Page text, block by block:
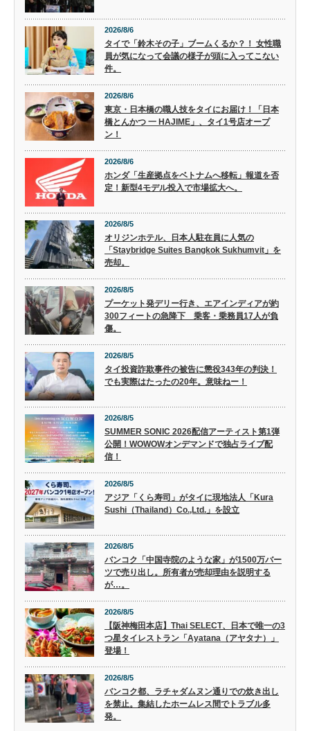
2026/8/6
タイで「鈴木その子」ブームくるか？！ 女性職
員が気になって会議の様子が頭に入ってこない
件。
2026/8/6
東京・日本橋の職人技をタイにお届け！「日本
橋とんかつ 一 HAJIME」、タイ1号店オープ
ン！
2026/8/6
ホンダ「生産拠点をベトナムへ移転」報道を否
定！新型4モデル投入で市場拡大へ。
2026/8/5
オリジンホテル、日本人駐在員に人気の
「Staybridge Suites Bangkok Sukhumvit」を
売却。
2026/8/5
プーケット発デリー行き、エアインディアが約
300フィートの急降下 乗客・乗務員17人が負
傷。
2026/8/5
タイ投資詐欺事件の被告に懲役343年の判決！
でも実際はたったの20年。意味ねー！
2026/8/5
SUMMER SONIC 2026配信アーティスト第1弾
公開！WOWOWオンデマンドで独占ライブ配
信！
2026/8/5
アジア「くら寿司」がタイに現地法人「Kura
Sushi（Thailand）Co.,Ltd.」を設立
2026/8/5
バンコク「中国寺院のような家」が1500万バー
ツで売り出し。所有者が売却理由を説明する
が…。
2026/8/5
【阪神梅田本店】Thai SELECT、日本で唯一の3
つ星タイレストラン「Ayatana（アヤタナ）」
登場！
2026/8/5
バンコク都、ラチャダムヌン通りでの炊き出し
を禁止。集結したホームレス間でトラブル多
発。